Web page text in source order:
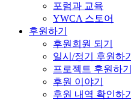
포럼과 교육
YWCA 스토어
후원하기
후원회원 되기
일시/정기 후원하기
프로젝트 후원하기
후원 이야기
후원 내역 확인하기